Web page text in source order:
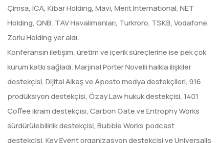
Çimsa, ICA, Kibar Holding, Mavi, Merit International, NET
Holding, QNB, TAV Havalimanları, Turkroro, TSKB, Vodafone,
Zorlu Holding yer aldı.
Konferansın iletişim, üretim ve içerik süreçlerine ise pek çok
kurum katkı sağladı. Marjinal Porter Novelli halkla ilişkiler
destekçisi, Dijital Alkaş ve Aposto medya destekçileri, 916
prodüksiyon destekçisi, Özay Law hukuk destekçisi, 1401
Coffee ikram destekçisi, Carbon Gate ve Entrophy Works
sürdürülebilirlik destekçisi, Bubble Works podcast
destekçisi, Key Event organizasyon destekçisi ve Universalis